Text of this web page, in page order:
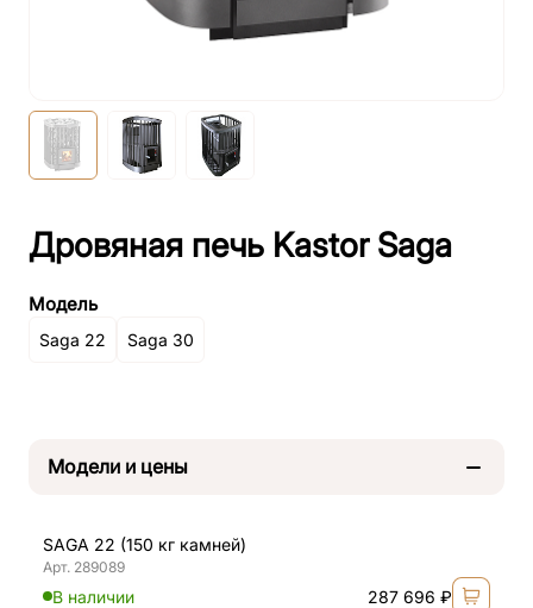
Дровяная печь Kastor Saga
Модель
Saga 22 Saga 30
Модели и цены
SAGA 22 (150 кг камней)
Арт. 289089
В наличии 287 696 ₽